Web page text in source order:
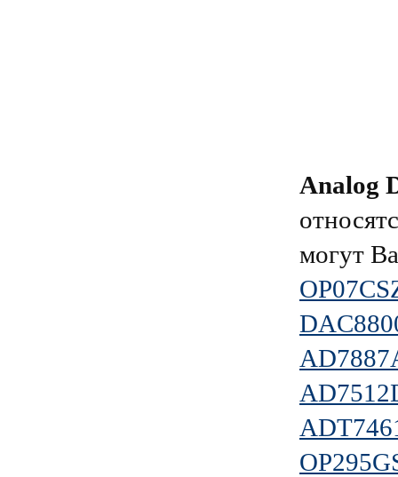
Analog
могут